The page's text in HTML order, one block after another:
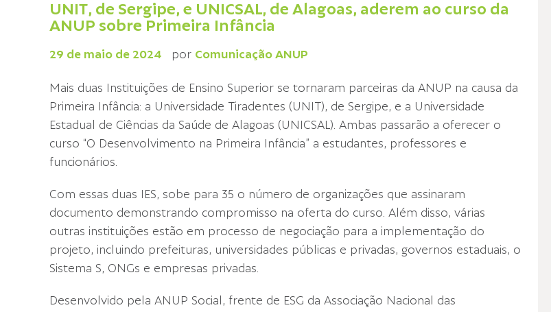
UNIT, de Sergipe, e UNICSAL, de Alagoas, aderem ao curso da
ANUP sobre Primeira Infância
29 de maio de 2024 por Comunicação ANUP
Mais duas Instituições de Ensino Superior se tornaram parceiras da ANUP na causa da
Primeira Infância: a Universidade Tiradentes (UNIT), de Sergipe, e a Universidade
Estadual de Ciências da Saúde de Alagoas (UNICSAL). Ambas passarão a oferecer o
curso “O Desenvolvimento na Primeira Infância” a estudantes, professores e
funcionários.
Com essas duas IES, sobe para 35 o número de organizações que assinaram
documento demonstrando compromisso na oferta do curso. Além disso, várias
outras instituições estão em processo de negociação para a implementação do
projeto, incluindo prefeituras, universidades públicas e privadas, governos estaduais, o
Sistema S, ONGs e empresas privadas.
Desenvolvido pela ANUP Social, frente de ESG da Associação Nacional das